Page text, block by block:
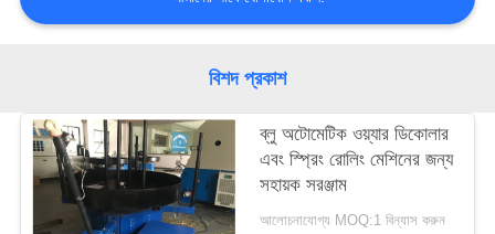
জন্য
সাইট
ম্যাপ
বিশদ প্রকাশ
ব্লু অটোমেটিক ওয়্যার ডিকোলার
এবং স্প্রিং রোলিং মেশিনের জন্য
সহায়ক সরঞ্জাম
আলোচনাযোগ্য MOQ:1 বিন্যাস করুন